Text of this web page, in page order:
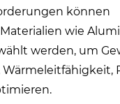
können
wie
werden, um